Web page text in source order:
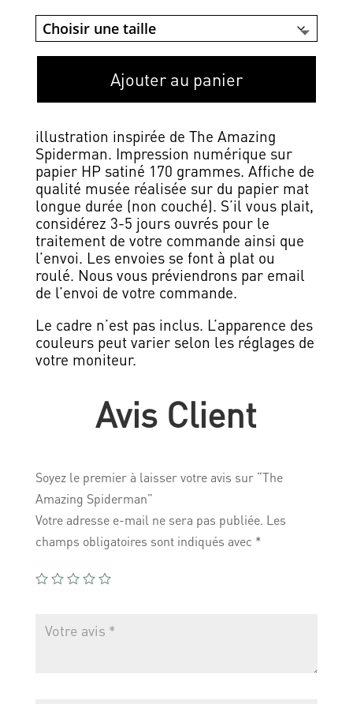
Ajouter au panier
illustration inspirée de The Amazing
Spiderman. Impression numérique sur
papier HP satiné 170 grammes. Affiche de
qualité musée réalisée sur du papier mat
longue durée (non couché). S’il vous plait,
considérez 3-5 jours ouvrés pour le
traitement de votre commande ainsi que
l’envoi. Les envoies se font à plat ou
roulé. Nous vous préviendrons par email
de l’envoi de votre commande.
Le cadre n’est pas inclus. L’apparence des
couleurs peut varier selon les réglages de
votre moniteur.
Avis Client
Soyez le premier à laisser votre avis sur “The
Amazing Spiderman”
Votre adresse e-mail ne sera pas publiée. Les
champs obligatoires sont indiqués avec *